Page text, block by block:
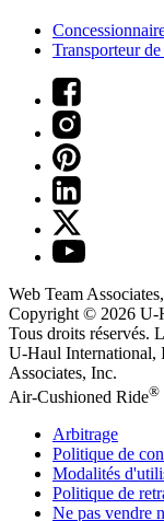
Transporteur
Web Team
Copyright © 2026 U-
Tous droits réservés.
U-Haul International,
Associates, Inc.
Air-Cushioned Ride®
Arbitrage
Politique de
Modalités
Politique de
Ne pas vendre